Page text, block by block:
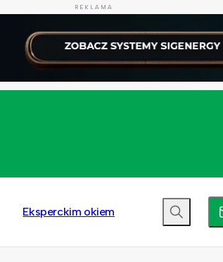
REKLAMA
Eksperckim okiem